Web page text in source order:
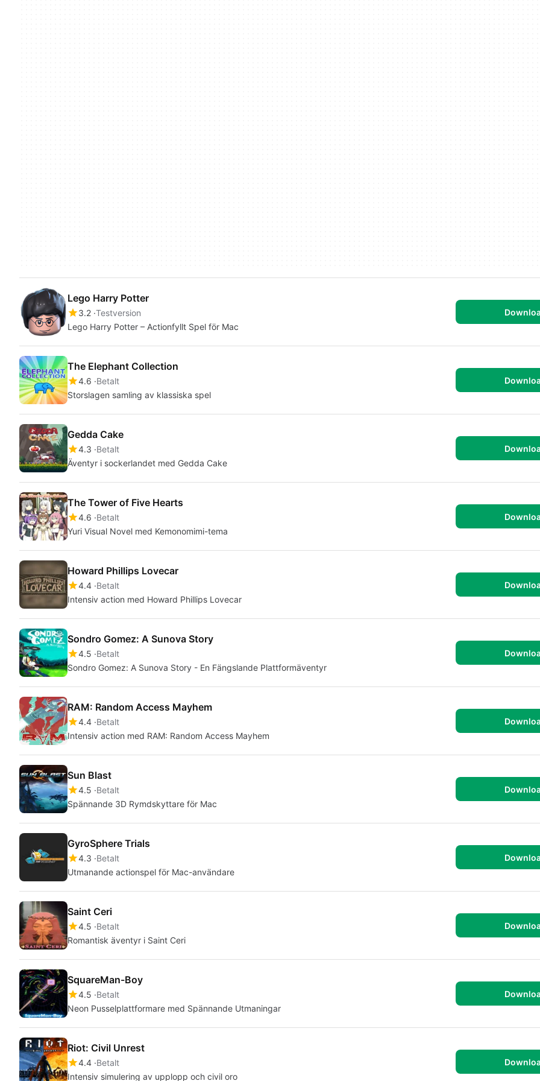
Lego Harry Potter
3.2 Testversion
Lego Harry Potter – Actionfyllt Spel för Mac
The Elephant Collection
4.6 Betalt
Storslagen samling av klassiska spel
Gedda Cake
4.3 Betalt
Äventyr i sockerlandet med Gedda Cake
The Tower of Five Hearts
4.6 Betalt
Yuri Visual Novel med Kemonomimi-tema
Howard Phillips Lovecar
4.4 Betalt
Intensiv action med Howard Phillips Lovecar
Sondro Gomez: A Sunova Story
4.5 Betalt
Sondro Gomez: A Sunova Story - En Fängslande Plattformäventyr
RAM: Random Access Mayhem
4.4 Betalt
Intensiv action med RAM: Random Access Mayhem
Sun Blast
4.5 Betalt
Spännande 3D Rymdskyttare för Mac
GyroSphere Trials
4.3 Betalt
Utmanande actionspel för Mac-användare
Saint Ceri
4.5 Betalt
Romantisk äventyr i Saint Ceri
SquareMan-Boy
4.5 Betalt
Neon Pusselplattformare med Spännande Utmaningar
Riot: Civil Unrest
4.4 Betalt
Intensiv simulering av upplopp och civil oro